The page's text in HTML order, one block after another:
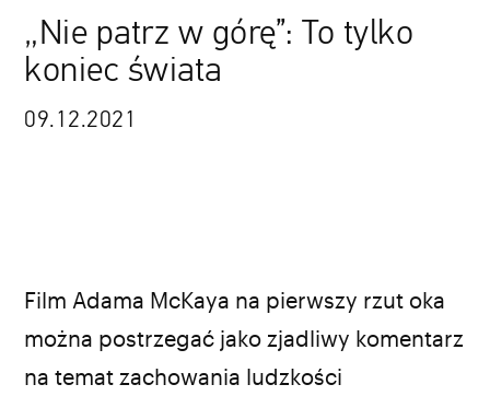
„Nie patrz w górę”: To tylko
koniec świata
09.12.2021
źródło: Netflix
Film Adama McKaya na pierwszy rzut oka
można postrzegać jako zjadliwy komentarz
na temat zachowania ludzkości